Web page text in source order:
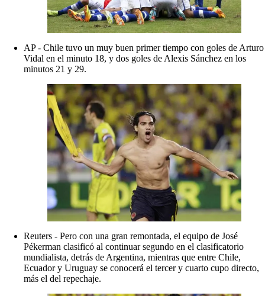
AP - Chile tuvo un muy buen primer tiempo con goles de Arturo
Vidal en el minuto 18, y dos goles de Alexis Sánchez en los
minutos 21 y 29.
Reuters - Pero con una gran remontada, el equipo de José
Pékerman clasificó al continuar segundo en el clasificatorio
mundialista, detrás de Argentina, mientras que entre Chile,
Ecuador y Uruguay se conocerá el tercer y cuarto cupo directo,
más el del repechaje.